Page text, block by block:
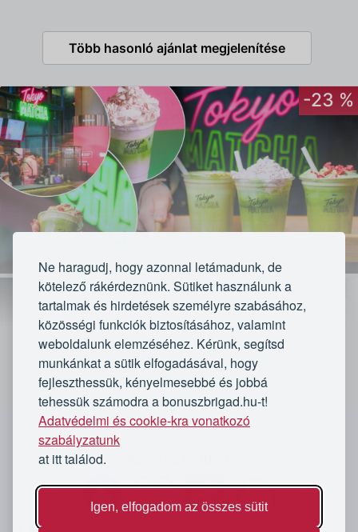
Ne haragudj, hogy azonnal letámadunk, de
kötelező rákérdeznünk. Sütiket használunk a
tartalmak és hirdetések személyre szabásához,
közösségi funkciók biztosításához, valamint
weboldalunk elemzéséhez. Kérünk, segítsd
munkánkat a sütik elfogadásával, hogy
fejleszthessük, kényelmesebbé és jobbá
tehessük számodra a bonuszbrigad.hu-t!
Adatvédelmi és cookie-kra vonatkozó
szabályzatunk
at itt találod.
Igen, elfogadom az összes sütit
Több hasonló ajánlat megjelenítése
-23 %
Lejárt
Az ajánlat lejárt 31 vásárló 7 értékelés
`